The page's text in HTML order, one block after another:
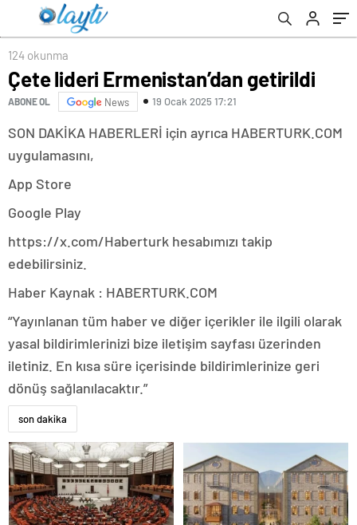
124 okunma
Çete lideri Ermenistan’dan getirildi
ABONE OL News 19 Ocak 2025 17:21
SON DAKİKA HABERLERİ için ayrıca HABERTURK.COM
uygulamasını,
App Store
Google Play
https://x.com/Haberturk hesabımızı takip
edebilirsiniz.
Haber Kaynak : HABERTURK.COM
“Yayınlanan tüm haber ve diğer içerikler ile ilgili olarak
yasal bildirimlerinizi bize iletişim sayfası üzerinden
iletiniz. En kısa süre içerisinde bildirimlerinize geri
dönüş sağlanılacaktır.”
son dakika